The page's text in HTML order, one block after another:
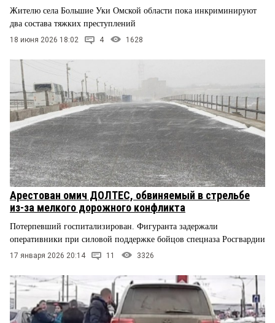
Жителю села Большие Уки Омской области пока инкриминируют
два состава тяжких преступлений
18 июня 2026 18:02 4 1628
Арестован омич ДОЛТЕС, обвиняемый в стрельбе
из-за мелкого дорожного конфликта
Потерпевший госпитализирован. Фигуранта задержали
оперативники при силовой поддержке бойцов спецназа Росгвардии
17 января 2026 20:14 11 3326